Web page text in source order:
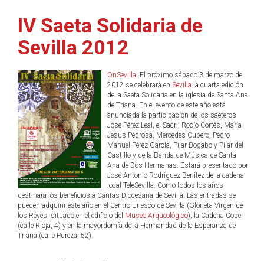
IV Saeta Solidaria de
Sevilla 2012
OnSevilla. El próximo sábado 3 de marzo de
2012 se celebrará en Sevilla la cuarta edición
de la Saeta Solidaria en la iglesia de Santa Ana
de Triana. En el evento de este año está
anunciada la participación de los saeteros
José Pérez Leal, el Sacri, Rocío Cortés, María
Jesús Pedrosa, Mercedes Cubero, Pedro
Manuel Pérez García, Pilar Bogabo y Pilar del
Castillo y de la Banda de Música de Santa
Ana de Dos Hermanas. Estará presentado por
José Antonio Rodríguez Benítez de la cadena
local TeleSevilla. Como todos los años
destinará los beneficios a Cáritas Diocesana de Sevilla. Las entradas se
pueden adquirir este año en el Centro Unesco de Sevilla (Glorieta Virgen de
los Reyes, situado en el edificio del Museo Arqueológico), la Cadena Cope
(calle Rioja, 4) y en la mayordomía de la Hermandad de la Esperanza de
Triana (calle Pureza, 52).